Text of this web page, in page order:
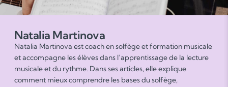
Natalia Martinova
Natalia Martinova est coach en solfège et formation musicale
et accompagne les élèves dans l’apprentissage de la lecture
musicale et du rythme. Dans ses articles, elle explique
comment mieux comprendre les bases du solfège,